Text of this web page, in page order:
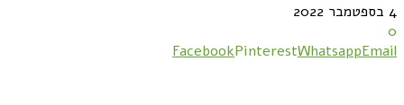
4 בספטמבר 2022
0
FacebookPinterestWhatsappEmail